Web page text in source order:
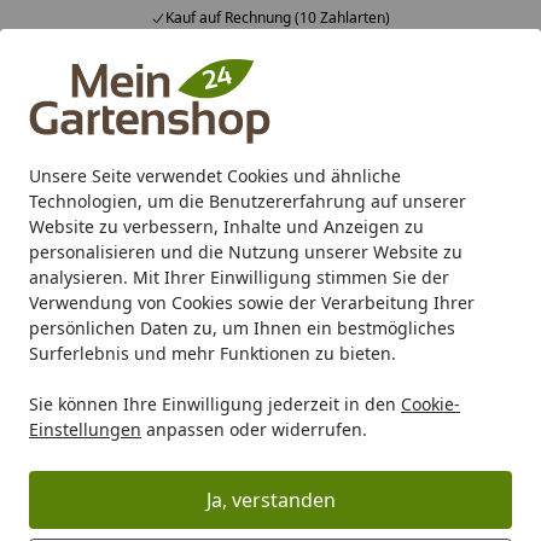
Unsere Seite verwendet Cookies und ähnliche
Technologien, um die Benutzererfahrung auf unserer
Website zu verbessern, Inhalte und Anzeigen zu
personalisieren und die Nutzung unserer Website zu
analysieren. Mit Ihrer Einwilligung stimmen Sie der
Verwendung von Cookies sowie der Verarbeitung Ihrer
persönlichen Daten zu, um Ihnen ein bestmögliches
Surferlebnis und mehr Funktionen zu bieten.
Sie können Ihre Einwilligung jederzeit in den Cookie-
Einstellungen anpassen oder widerrufen.
Ja, verstanden
Kauf auf Rechnung (10 Zahlarten)
Alle Produkte
Mein Konto
Suchen
Startseite
Individuelles Angebot
Wie kann ich ein individuelles
Angebot erhalten?
Wir erstellen Ihnen gerne ein individuelles, auf Ihre
Wünsche zugeschnittenes Angebot. Wenn Sie als Kunde
bei uns registriert sind, dann können Sie alle Angebote
unter der Rubrik "Mein Konto" und dann weiter unter
den Onlineshops jeweils oben rechts, in der obersten
Zeile (Header).